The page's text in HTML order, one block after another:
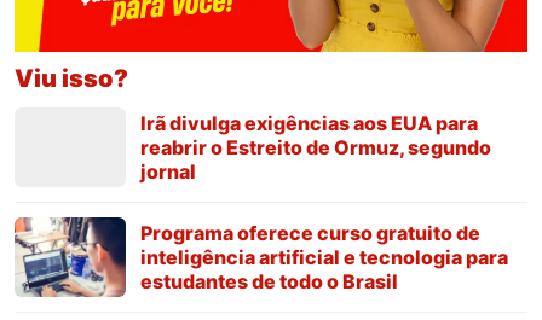
Viu isso?
Irã divulga exigências aos EUA para
reabrir o Estreito de Ormuz, segundo
jornal
Programa oferece curso gratuito de
inteligência artificial e tecnologia para
estudantes de todo o Brasil